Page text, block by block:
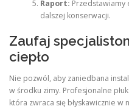
Raport: Przedstawiamy
dalszej konserwacji.
Zaufaj
ciepło
Nie pozwól, aby zaniedbana
w środku zimy. Profesjonalne
która zwraca się błyskawicznie w